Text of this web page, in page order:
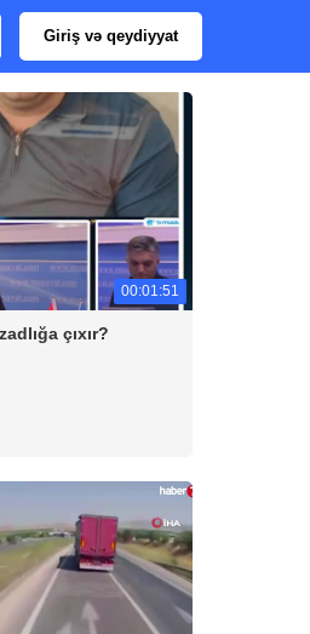
Giriş və qeydiyyat
00:01:51
çıxır?